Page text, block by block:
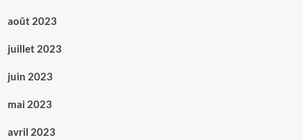
août 2023
juillet 2023
juin 2023
mai 2023
avril 2023